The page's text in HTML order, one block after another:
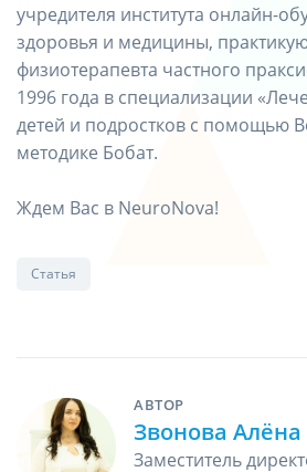
учредителя института онлайн-
здоровья и медицины,
физиотерапевта частного
1996 года в специализации
детей и подростков с помощью
методике Бобат.
Ждем Вас в NeuroNova!
Статья
АВТОР
Звонова
Заместитель